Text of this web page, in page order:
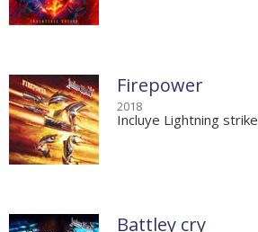
Firepower
2018
Incluye Lightning strike
Battley cry